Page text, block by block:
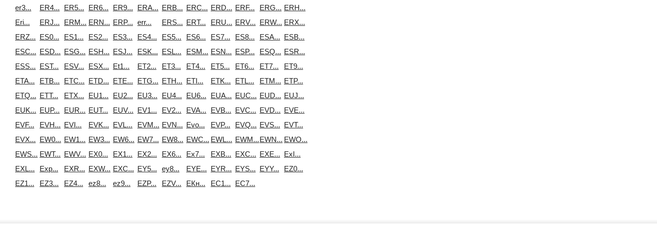
er3...
ER4... ER5... ER6... ER9... ERA... ERB... ERC... ERD... ERF... ERG... ERH...
Eri...
ERJ... ERM... ERN... ERP... err... ERS... ERT... ERU... ERV... ERW... ERX...
ERZ... ES0... ES1... ES2... ES3... ES4... ES5... ES6... ES7... ES8... ESA... ESB...
ESC... ESD... ESG... ESH... ESJ... ESK... ESL... ESM... ESN... ESP... ESQ... ESR...
ESS... EST... ESV... ESX... Et1... ET2... ET3... ET4... ET5... ET6... ET7...
ET9...
ETA...
ETB... ETC... ETD... ETE... ETG... ETH... ETI... ETK... ETL... ETM... ETP...
ETQ... ETT... ETX... EU1... EU2... EU3... EU4... EU6... EUA... EUC... EUD... EUJ...
EUK... EUP... EUR... EUT... EUV... EV1... EV2... EVA... EVB... EVC... EVD... EVE...
EVF...
EVH... EVI... EVK... EVL... EVM... EVN... Evo... EVP... EVQ... EVS... EVT...
EVX... EW0... EW1... EW3... EW6... EW7... EW8... EWC... EWL... EWM...EWN... EWO...
EWS... EWT... EWV... EX0... EX1... EX2... EX6... Ex7... EXB... EXC... EXE... ExI...
EXL...
Exp... EXR... EXW... EXС... EY5... ey8... EYE... EYR... EYS... EYY...
EZ0...
EZ1...
EZ3... EZ4... ez8... ez9... EZP... EZV... EКн... EС1... EС7...